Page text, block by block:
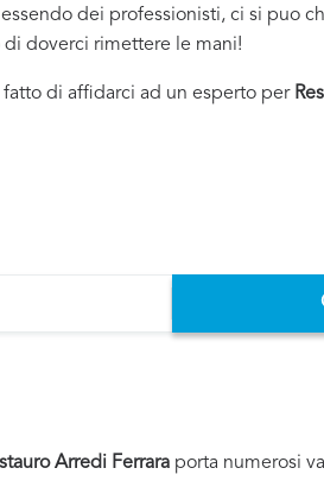
dei professionisti, ci si puo
doverci rimettere le mani!
di affidarci ad un esperto per
Arredi Ferrara porta numerosi